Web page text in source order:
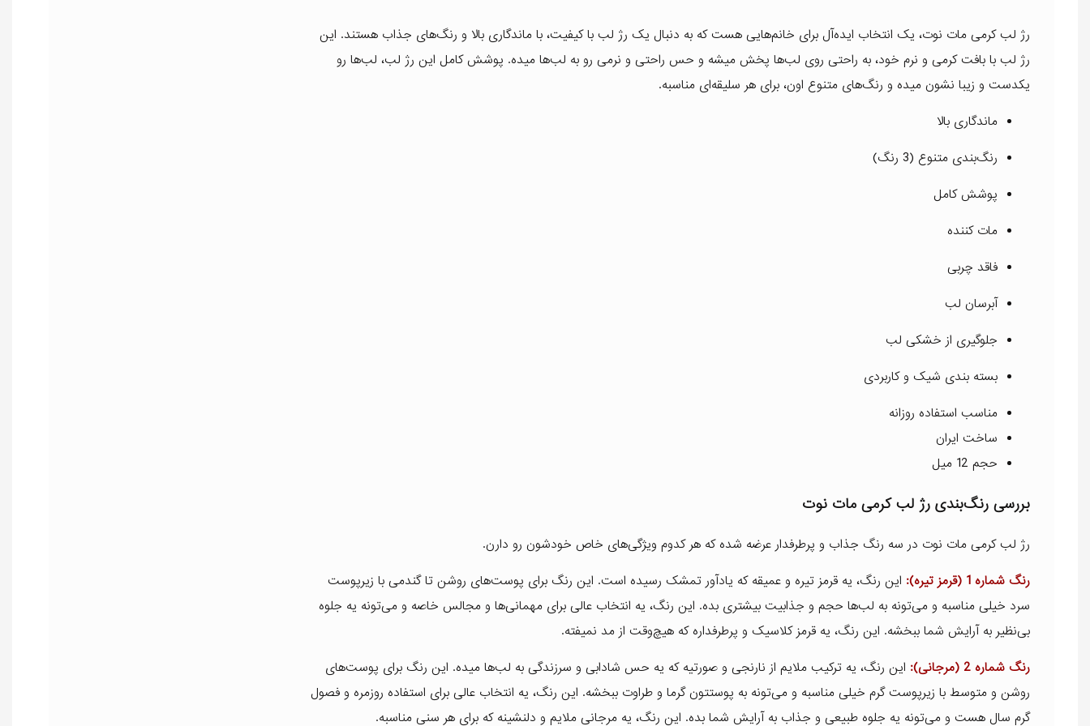
رژ لب کرمی مات نوت، یک انتخاب ایده‌آل برای خانم‌هایی هست که به دنبال یک رژ لب با کیفیت، با ماندگاری بالا و رنگ‌های جذاب هستند. این
رژ لب با بافت کرمی و نرم خود، به راحتی روی لب‌ها پخش میشه و حس راحتی و نرمی رو به لب‌ها میده. پوشش کامل این رژ لب، لب‌ها رو
یکدست و زیبا نشون میده و رنگ‌های متنوع اون، برای هر سلیقه‌ای مناسبه.
ماندگاری بالا
رنگ‌بندی متنوع (3 رنگ)
پوشش کامل
مات کننده
فاقد چربی
آبرسان لب
جلوگیری از خشکی لب
بسته بندی شیک و کاربردی
مناسب استفاده روزانه
ساخت ایران
حجم 12 میل
بررسی رنگ‌بندی رژ لب کرمی مات نوت
رژ لب کرمی مات نوت در سه رنگ جذاب و پرطرفدار عرضه شده که هر کدوم ویژگی‌های خاص خودشون رو دارن.
رنگ شماره 1 (قرمز تیره):
این رنگ، یه قرمز تیره و عمیقه که یادآور تمشک رسیده است. این رنگ برای پوست‌های روشن تا گندمی با زیرپوست
سرد خیلی مناسبه و می‌تونه به لب‌ها حجم و جذابیت بیشتری بده. این رنگ، یه انتخاب عالی برای مهمانی‌ها و مجالس خاصه و می‌تونه یه جلوه
بی‌نظیر به آرایش شما ببخشه. این رنگ، یه قرمز کلاسیک و پرطرفداره که هیچ‌وقت از مد نمیفته.
رنگ شماره 2 (مرجانی):
این رنگ، یه ترکیب ملایم از نارنجی و صورتیه که یه حس شادابی و سرزندگی به لب‌ها میده. این رنگ برای پوست‌های
روشن و متوسط با زیرپوست گرم خیلی مناسبه و می‌تونه به پوستتون گرما و طراوت ببخشه. این رنگ، یه انتخاب عالی برای استفاده روزمره و فصول
گرم سال هست و می‌تونه یه جلوه طبیعی و جذاب به آرایش شما بده. این رنگ، یه مرجانی ملایم و دلنشینه که برای هر سنی مناسبه.